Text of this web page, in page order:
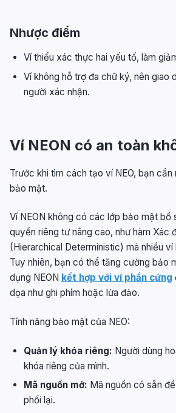
Nhược điểm
Ví thiếu xác thực hai yếu tố, làm
Ví không hỗ trợ đa chữ ký, nên giao
người xác nhận.
Ví NEON có an toàn
Trước khi tìm cách tạo ví NEO, bạn
bảo mật.
Ví NEON không có các lớp bảo mật bổ
quyền riêng tư nâng cao, như hàm Xác
(Hierarchical Deterministic) mà nhiều ví
Tuy nhiên, bạn có thể tăng cường bảo
dụng NEON kết hợp với ví phần cứng
dọa như ghi phím hoặc lừa đảo.
Tính năng bảo mật của NEO:
Quản lý khóa riêng: Người dùng
khóa riêng của mình.
Mã nguồn mở: Mã nguồn có sẵn
phối lại.